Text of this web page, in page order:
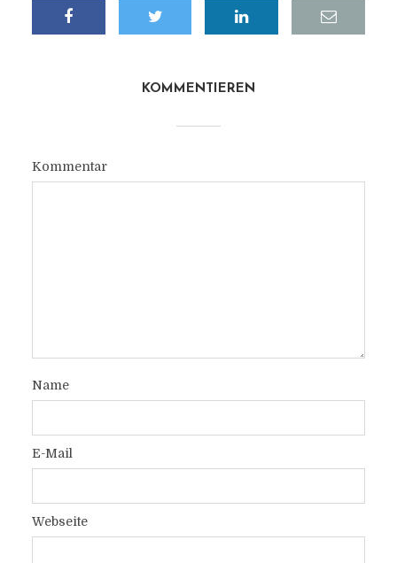
KOMMENTIEREN
Kommentar
Name
E-Mail
Webseite